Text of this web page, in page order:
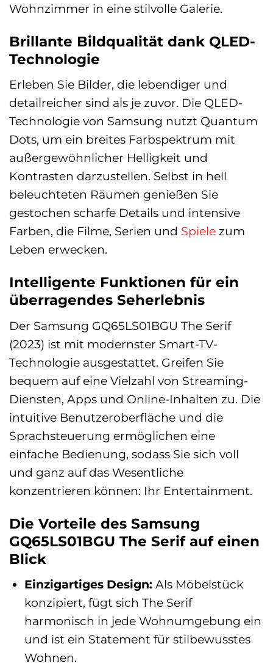
Wohnzimmer in eine stilvolle Galerie.
Brillante Bildqualität dank QLED-
Technologie
Erleben Sie Bilder, die lebendiger und
detailreicher sind als je zuvor. Die QLED-
Technologie von Samsung nutzt Quantum
Dots, um ein breites Farbspektrum mit
außergewöhnlicher Helligkeit und
Kontrasten darzustellen. Selbst in hell
beleuchteten Räumen genießen Sie
gestochen scharfe Details und intensive
Farben, die Filme, Serien und Spiele zum
Leben erwecken.
Intelligente Funktionen für ein
überragendes Seherlebnis
Der Samsung GQ65LS01BGU The Serif
(2023) ist mit modernster Smart-TV-
Technologie ausgestattet. Greifen Sie
bequem auf eine Vielzahl von Streaming-
Diensten, Apps und Online-Inhalten zu. Die
intuitive Benutzeroberfläche und die
Sprachsteuerung ermöglichen eine
einfache Bedienung, sodass Sie sich voll
und ganz auf das Wesentliche
konzentrieren können: Ihr Entertainment.
Die Vorteile des Samsung
GQ65LS01BGU The Serif auf einen
Blick
Einzigartiges Design:Als Möbelstück
konzipiert, fügt sich The Serif
harmonisch in jede Wohnumgebung ein
und ist ein Statement für stilbewusstes
Wohnen.